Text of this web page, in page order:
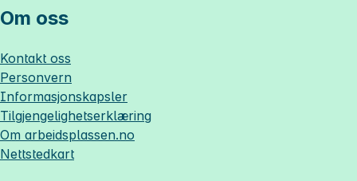
Om oss
Kontakt oss
Personvern
Informasjonskapsler
Tilgjengelighetserklæring
Om arbeidsplassen.no
Nettstedkart